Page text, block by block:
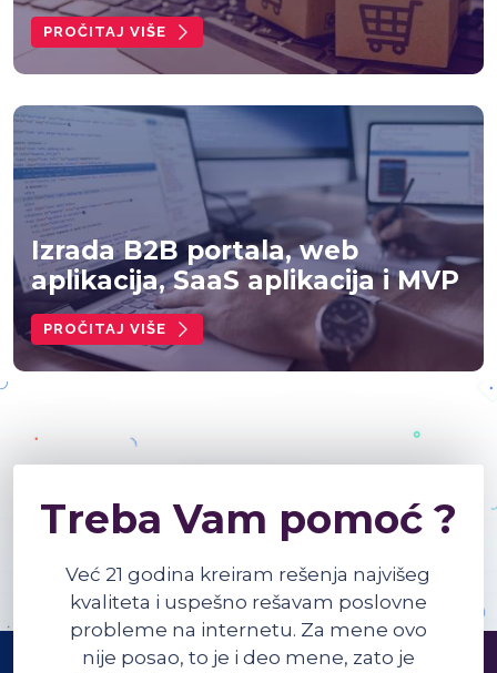
PROČITAJ VIŠE
Izrada B2B portala, web
aplikacija, SaaS aplikacija i MVP
PROČITAJ VIŠE
Treba Vam pomoć ?
Već 21 godina kreiram rešenja najvišeg
kvaliteta i uspešno rešavam poslovne
probleme na internetu. Za mene ovo
nije posao, to je i deo mene, zato je